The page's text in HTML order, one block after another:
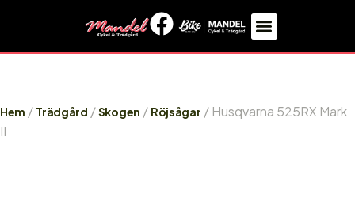
Hem / Trädgård /Skogen / Röjsågar / Husqvarna 525RX Mark
II